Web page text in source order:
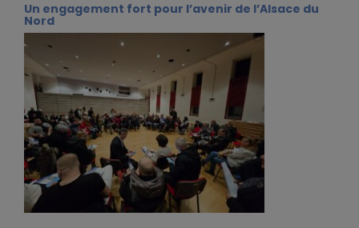
Un engagement fort pour l’avenir de l’Alsace du
Nord